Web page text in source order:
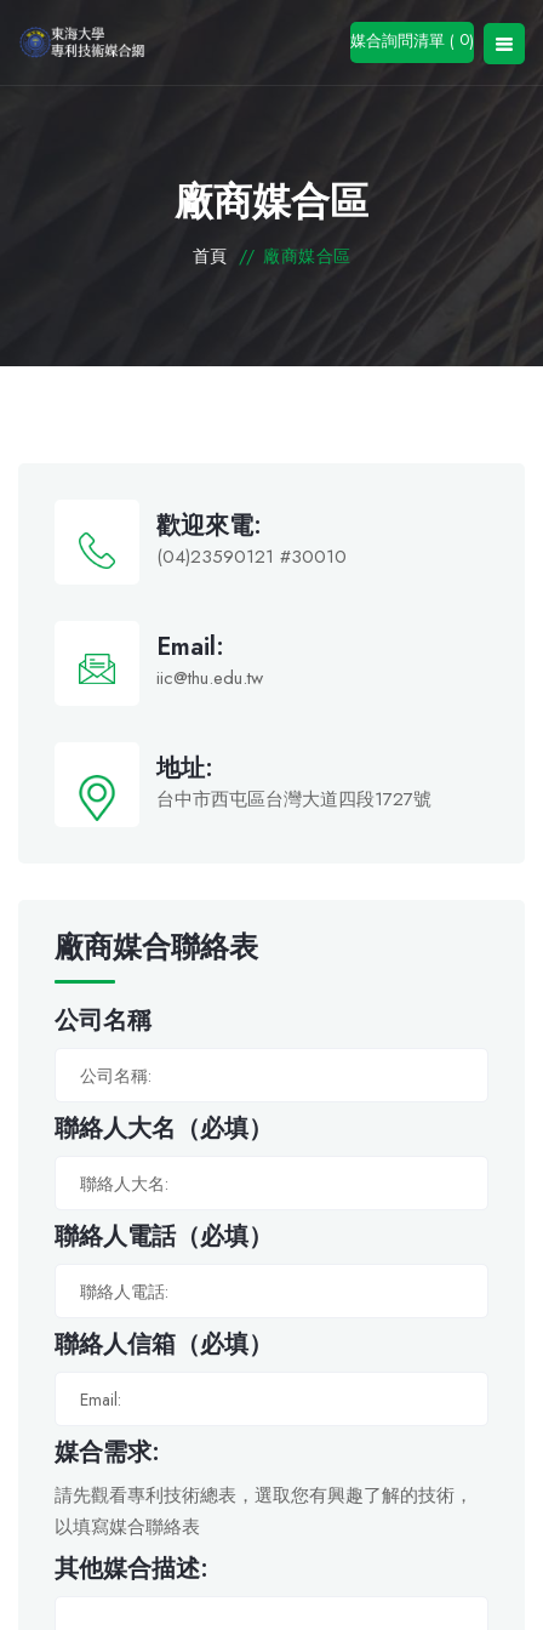
媒合詢問清單 ( 0)
廠商媒合區
首頁 // 廠商媒合區
歡迎來電:
(04)23590121 #30010
Email:
iic@thu.edu.tw
地址:
台中市西屯區台灣大道四段1727號
廠商媒合聯絡表
公司名稱
聯絡人大名（必填）
聯絡人電話（必填）
聯絡人信箱（必填）
媒合需求:
請先觀看專利技術總表，選取您有興趣了解的技術，
以填寫媒合聯絡表
其他媒合描述: